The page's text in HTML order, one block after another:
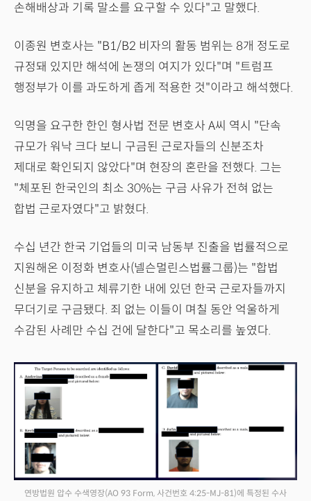
손해배상과 기록 말소를 요구할 수 있다"고 말했다.
이종원 변호사는 "B1/B2 비자의 활동 범위는 8개 정도로
규정돼 있지만 해석에 논쟁의 여지가 있다"며 "트럼프
행정부가 이를 과도하게 좁게 적용한 것"이라고 해석했다.
익명을 요구한 한인 형사법 전문 변호사 A씨 역시 "단속
규모가 워낙 크다 보니 구금된 근로자들의 신분조차
제대로 확인되지 않았다"며 현장의 혼란을 전했다. 그는
"체포된 한국인의 최소 30%는 구금 사유가 전혀 없는
합법 근로자였다"고 밝혔다.
수십 년간 한국 기업들의 미국 남동부 진출을 법률적으로
지원해온 이정화 변호사(넬슨멀린스법률그룹)는 "합법
신분을 유지하고 체류기한 내에 있던 한국 근로자들까지
무더기로 구금됐다. 죄 없는 이들이 며칠 동안 억울하게
수감된 사례만 수십 건에 달한다"고 목소리를 높였다.
연방법원 압수 수색영장(AO 93 Form, 사건번호 4:25-MJ-81)에 특정된 수사